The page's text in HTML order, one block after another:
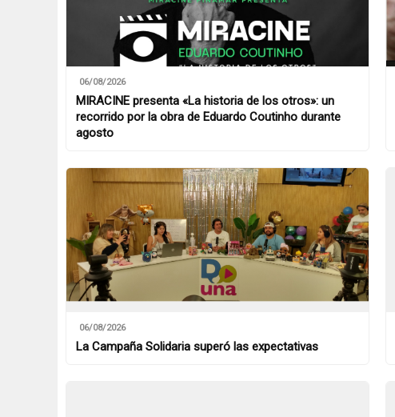
06/08/2026
MIRACINE presenta «La historia de los otros»: un
recorrido por la obra de Eduardo Coutinho durante
agosto
06/08/2026
La Campaña Solidaria superó las expectativas